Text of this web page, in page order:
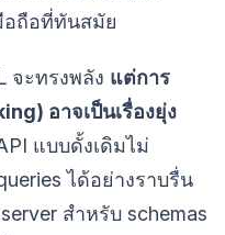
ถือที่ทันสมัย
จะทรงพลัง แต่การ
อาจเป็นเรื่องยุ่ง
แบบดั้งเดิมไม่
ได้อย่างราบรื่น
สำหรับ schemas